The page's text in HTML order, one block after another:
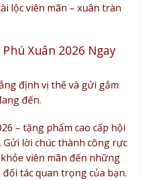
lộc viên mãn – xuân tràn
Xuân 2026 Ngay
định vị thế và gửi gắm
đến.
– tặng phẩm cao cấp hội
lời chúc thành công rực
viên mãn đến những
tác quan trọng của bạn.